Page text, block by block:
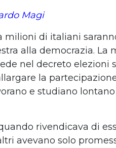
Magi
milioni di italiani
alla democrazia. La
nel decreto elezioni
la
e studiano
rivendicava di
avevano solo